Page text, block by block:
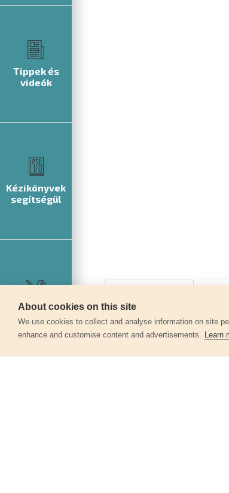
Tippek és
videók
Kézikönyvek
segítségül
Szerviz
About cookies on this site
We use cookies to collect and analyse information on site
enhance and customise content and advertisements. Learn